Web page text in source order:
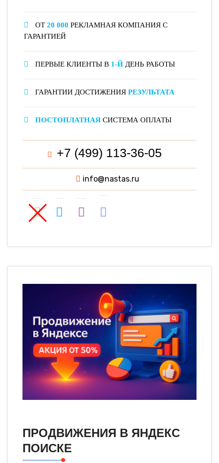
ОТ 20 000 РЕКЛАМНАЯ КОМПАНИЯ С
ГАРАНТИЕЙ
ПЕРВЫЕ КЛИЕНТЫ В 1-Й ДЕНЬ РАБОТЫ
ГАРАНТИИ ДОСТИЖЕНИЯ РЕЗУЛЬТАТА
ПОСТОПЛАТНАЯ СИСТЕМА ОПЛАТЫ
+7 (499) 113-36-05
info@nastas.ru
ПРОДВИЖЕНИЯ В ЯНДЕКС
ПОИСКЕ